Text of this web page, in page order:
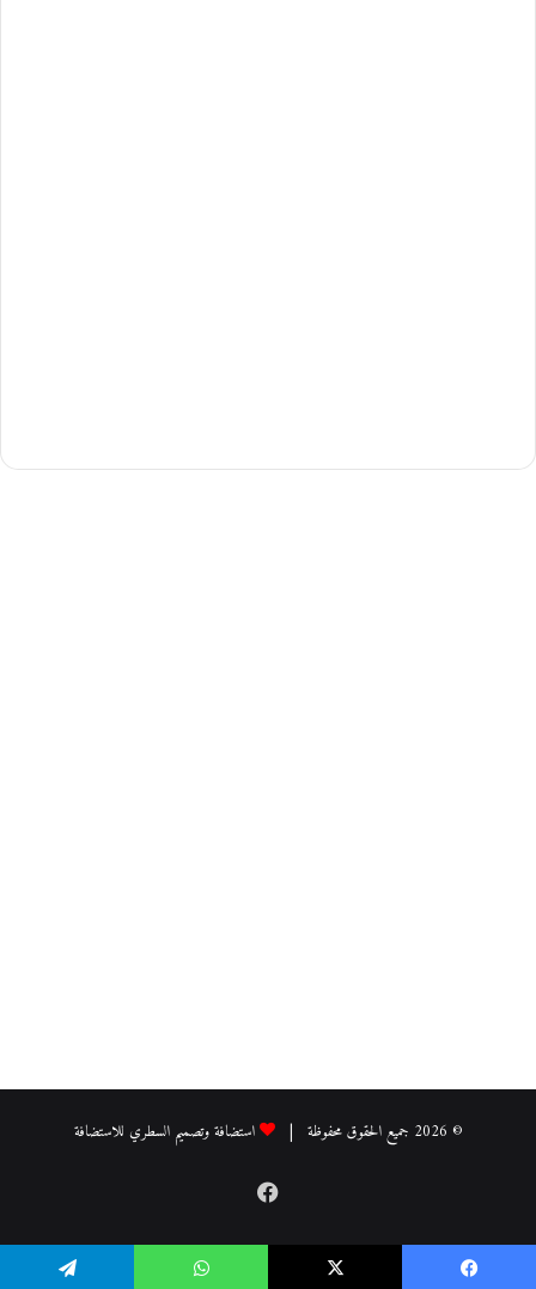
© 2026 جميع الحقوق محفوظة | استضافة وتصميم السطري للاستضافة